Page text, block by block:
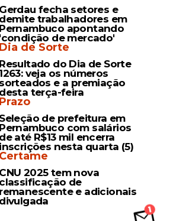
Gerdau fecha setores e
demite trabalhadores em
Pernambuco apontando
'condição de mercado'
Dia de Sorte
Resultado do Dia de Sorte
veja os números
sorteados e a premiação
desta terça-feira
Prazo
Seleção de prefeitura em
Pernambuco com salários
de até R$13 mil encerra
inscrições nesta quarta (5)
Certame
CNU 2025 tem nova
classificação de
remanescente e adicionais
divulgada